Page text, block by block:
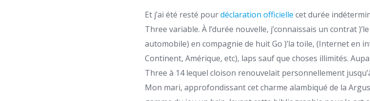
Et j’ai été resté pourdéclaration officielle cet durée
Three variable. À l’durée nouvelle, j’connaissais un contrat
automobile) en compagnie de huit Go )’la toile, (Internet en
Continent, Amérique, etc), laps sauf que choses illimités.
Three à 14 lequel cloison renouvelait personnellement
Mon mari, approfondissant cet charme alambiqué de la